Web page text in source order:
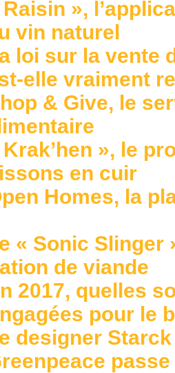
Raisin »,
vin naturel
loi sur la vente
elle vraiment
& Give, le
Krak’hen », le
en cuir
Homes, la
« Sonic Slinger
de viande
2017, quelles
pour le
designer